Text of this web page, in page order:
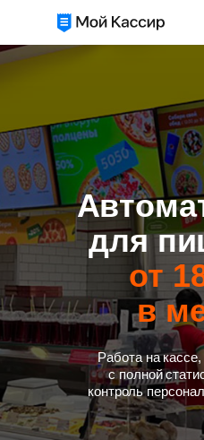
Работа на
с полной
контроль
для
от
в